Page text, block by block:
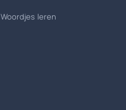
Woordjes leren